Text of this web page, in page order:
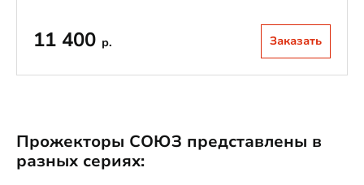
11 400 р. Заказать
Прожекторы СОЮЗ представлены в
разных сериях: